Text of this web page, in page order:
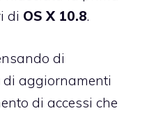
di OS X 10.8.
di
aggiornamenti
di accessi che